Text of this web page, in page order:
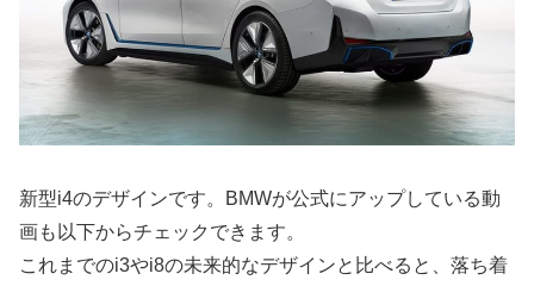
新型i4のデザインです。BMWが公式にアップしている動
画も以下からチェックできます。
これまでのi3やi8の未来的なデザインと比べると、落ち着